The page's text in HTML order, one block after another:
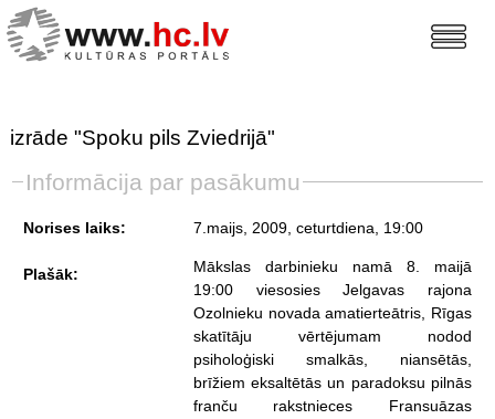
izrāde "Spoku pils Zviedrijā"
Informācija par pasākumu
Norises laiks: 7.maijs, 2009, ceturtdiena , 19:00
Plašāk:
Mākslas darbinieku namā 8. maijā
19:00 viesosies Jelgavas rajona
Ozolnieku novada amatierteātris, Rīgas
skatītāju vērtējumam nodod
psiholoģiski smalkās, niansētās,
brīžiem eksaltētās un paradoksu pilnās
franču rakstnieces Fransuāzas